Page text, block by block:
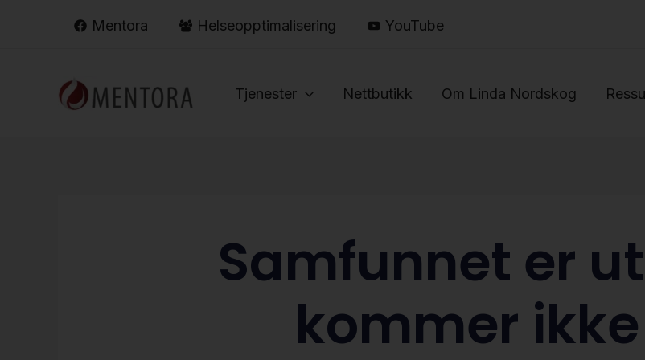
Mentora Helseopptimalisering YouTube
Tjenester Nettbutikk Om Linda Nordskog
Samfunnet er
kommer